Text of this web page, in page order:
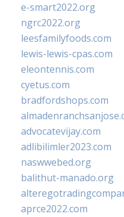
e-smart2022.org
ngrc2022.org
leesfamilyfoods.com
lewis-lewis-cpas.com
eleontennis.com
cyetus.com
bradfordshops.com
advocatevijay.com
adlibilimler2023.com
naswwebed.org
balithut-manado.org
aprce2022.com